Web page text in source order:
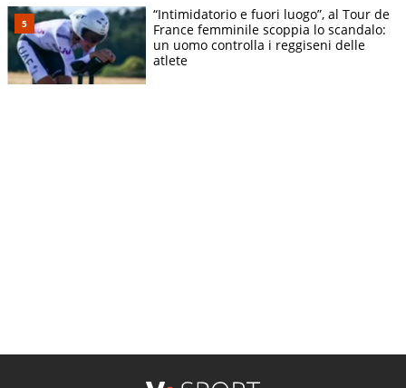
“Intimidatorio e fuori luogo”, al Tour de
France femminile scoppia lo scandalo:
un uomo controlla i reggiseni delle
atlete